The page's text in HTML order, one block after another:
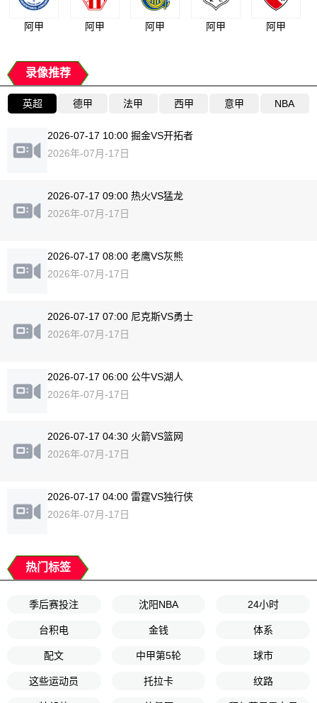
阿甲 阿甲 阿甲 阿甲 阿甲
录像推荐
英超 德甲 法甲 西甲 意甲 NBA
2026-07-17 10:00 掘金VS开拓者
2026年-07月-17日
2026-07-17 09:00 热火VS猛龙
2026年-07月-17日
2026-07-17 08:00 老鹰VS灰熊
2026年-07月-17日
2026-07-17 07:00 尼克斯VS勇士
2026年-07月-17日
2026-07-17 06:00 公牛VS湖人
2026年-07月-17日
2026-07-17 04:30 火箭VS篮网
2026年-07月-17日
2026-07-17 04:00 雷霆VS独行侠
2026年-07月-17日
热门标签
季后赛投注 沈阳NBA 24小时
台积电 金钱 体系
配文 中甲第5轮 球市
这些运动员 托拉卡 纹路